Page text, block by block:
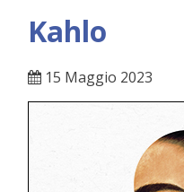
Kahlo
15 Maggio 2023